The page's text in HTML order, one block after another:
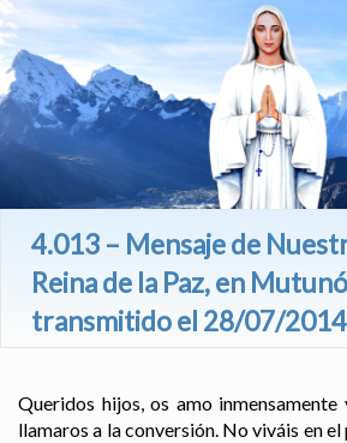
4.013 – Mensaje de
Reina de la Paz, en
transmitido el 28/07/2014
Queridos hijos, os amo
llamaros a la conversión. No viváis en